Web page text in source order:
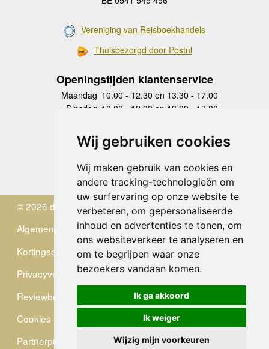
Wij gebruiken cookies
Wij maken gebruik van cookies en
andere tracking-technologieën om
uw surfervaring op onze website te
verbeteren, om gepersonaliseerde
inhoud en advertenties te tonen, om
ons websiteverkeer te analyseren en
om te begrijpen waar onze
bezoekers vandaan komen.
Ik ga akkoord
Ik weiger
Wijzig mijn voorkeuren
Vereniging van Reisboekhandels
Thuisbezorgd door Postnl
Openingstijden klantenservice
Maandag 10.00 - 12.30 en 13.30 - 17.00
Dinsdag 10.00 - 12.30 en 13.30 - 17.00
Donderdag
10.00 - 12.30 en 13.30 - 17.00
Vrijdag 10.00 - 12.30 en 13.30 - 17.00
Zaterdag
gesloten
Zondag gesloten
© 2026 de Zwerver
Algemene Voorwaarden
Kortingscode
Privacyverklaring
Reviewbeleid
Cookies
Partnerprogramma